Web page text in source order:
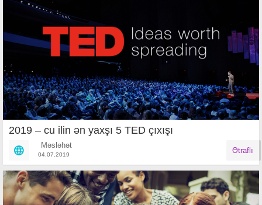
2019 – cu ilin ən yaxşı 5 TED çıxışı
Məsləhət
04.07.2019 Ətraflı